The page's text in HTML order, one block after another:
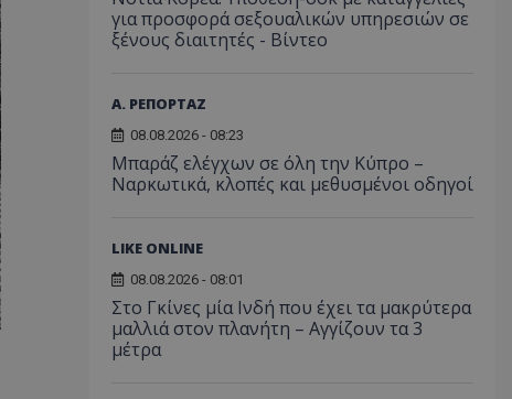
για προσφορά σεξουαλικών υπηρεσιών σε
ξένους διαιτητές - Bίντεο
Α. ΡΕΠΟΡΤΑΖ
08.08.2026 - 08:23
Μπαράζ ελέγχων σε όλη την Κύπρο –
Ναρκωτικά, κλοπές και μεθυσμένοι οδηγοί
LIKE ONLINE
08.08.2026 - 08:01
Στο Γκίνες μία Ινδή που έχει τα μακρύτερα
μαλλιά στον πλανήτη – Αγγίζουν τα 3
μέτρα